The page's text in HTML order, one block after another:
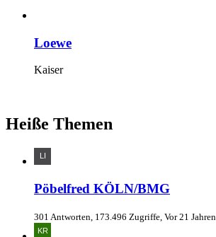
Loewe
Kaiser
Heiße Themen
Pöbelfred KÖLN/BMG
301 Antworten, 173.496 Zugriffe, Vor 21 Jahren